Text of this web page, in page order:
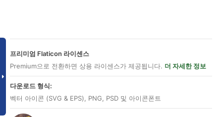
프리미엄 Flaticon 라이센스
Premium으로 전환하면 상용 라이센스가 제공됩니다. 더 자세한 정보
다운로드 형식:
벡터 아이콘 (SVG & EPS), PNG, PSD 및 아이콘폰트